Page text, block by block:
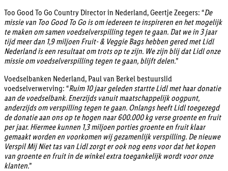
Too Good To Go Country Director in Nederland, Geertje Zeegers: “De
missie van Too Good To Go is om iedereen te inspireren en het mogelijk
te maken om samen voedselverspilling tegen te gaan. Dat we in 3 jaar
tijd meer dan 1,9 miljoen Fruit- & Veggie Bags hebben gered met Lidl
Nederland is een resultaat om trots op te zijn. We zijn blij dat Lidl onze
missie om voedselverspilling tegen te gaan, blijft delen.”
Voedselbanken Nederland, Paul van Berkel bestuurslid
voedselverwerving: “Ruim 10 jaar geleden startte Lidl met haar donatie
aan de voedselbank. Enerzijds vanuit maatschappelijk oogpunt,
anderzijds om verspilling tegen te gaan. Onlangs heeft Lidl toegezegd
de donatie aan ons op te hogen naar 600.000 kg verse groente en fruit
per jaar. Hiermee kunnen 1,3 miljoen porties groente en fruit klaar
gemaakt worden en voorkomen wij gezamenlijk verspilling. De nieuwe
Verspil Mij Niet tas van Lidl zorgt er ook nog eens voor dat het kopen
van groente en fruit in de winkel extra toegankelijk wordt voor onze
klanten.”